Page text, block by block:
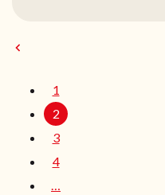
1
2
3
4